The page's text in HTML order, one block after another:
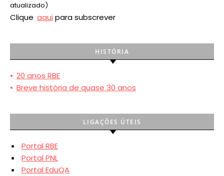
atualizado)
Clique aqui para subscrever
HISTÓRIA
• 20 anos RBE
• Breve história de quase 30 anos
LIGAÇÕES ÚTEIS
Portal RBE
Portal PNL
Portal EduQA